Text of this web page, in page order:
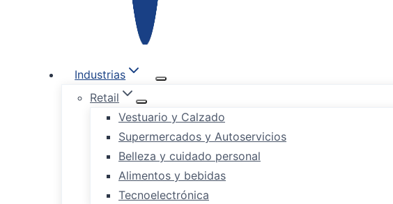
Industrias
Retail
Vestuario y Calzado
Supermercados y Autoservicios
Belleza y cuidado personal
Alimentos y bebidas
Tecnoelectrónica